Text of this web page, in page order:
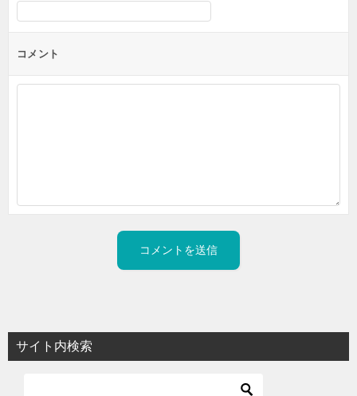
コメント
サイト内検索